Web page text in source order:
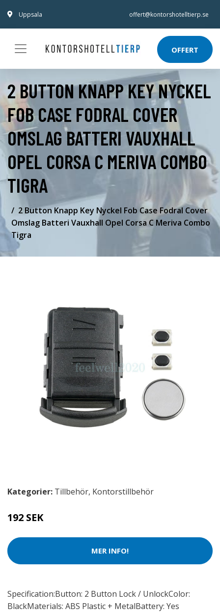
Uppsala offert@kontorshotelltierp.se
OFFERT
2 BUTTON KNAPP KEY NYCKEL
FOB CASE FODRAL COVER
OMSLAG BATTERI VAUXHALL
OPEL CORSA C MERIVA COMBO
TIGRA
2 Button Knapp Key Nyckel Fob Case Fodral Cover
Omslag Batteri Vauxhall Opel Corsa C Meriva Combo
Tigra
Kategorier: Tillbehör, Kontorstillbehör
192 SEK
MER INFO!
Specification:Button: 2 Button Lock / UnlockColor:
BlackMaterials: ABS Plastic + MetalBattery: Yes